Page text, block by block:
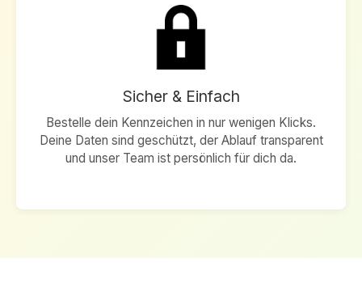
Sicher & Einfach
Bestelle dein Kennzeichen in nur wenigen Klicks.
Deine Daten sind geschützt, der Ablauf transparent
und unser Team ist persönlich für dich da.